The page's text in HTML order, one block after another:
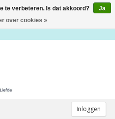
Inloggen
te verbeteren. Is dat akkoord?
Ja
over cookies »